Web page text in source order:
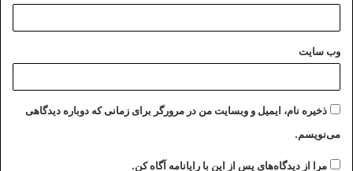
وب‌ سایت
ذخیره نام، ایمیل و وبسایت من در مرورگر برای زمانی که دوباره دیدگاهی
می‌نویسم.
مرا از دیدگاه‌های پس از این با رایانامه آگاه کن.